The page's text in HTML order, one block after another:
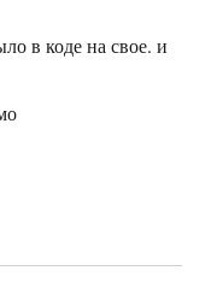
в коде на свое. и